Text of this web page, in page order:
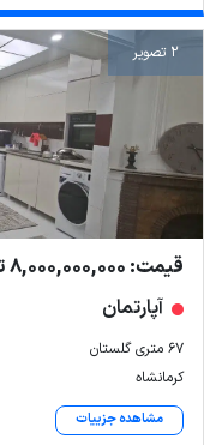
2 تصویر
قیمت: 8,000,000,000 تومان
آپارتمان
۶۷ متری گلستان
کرمانشاه
مشاهده جزییات